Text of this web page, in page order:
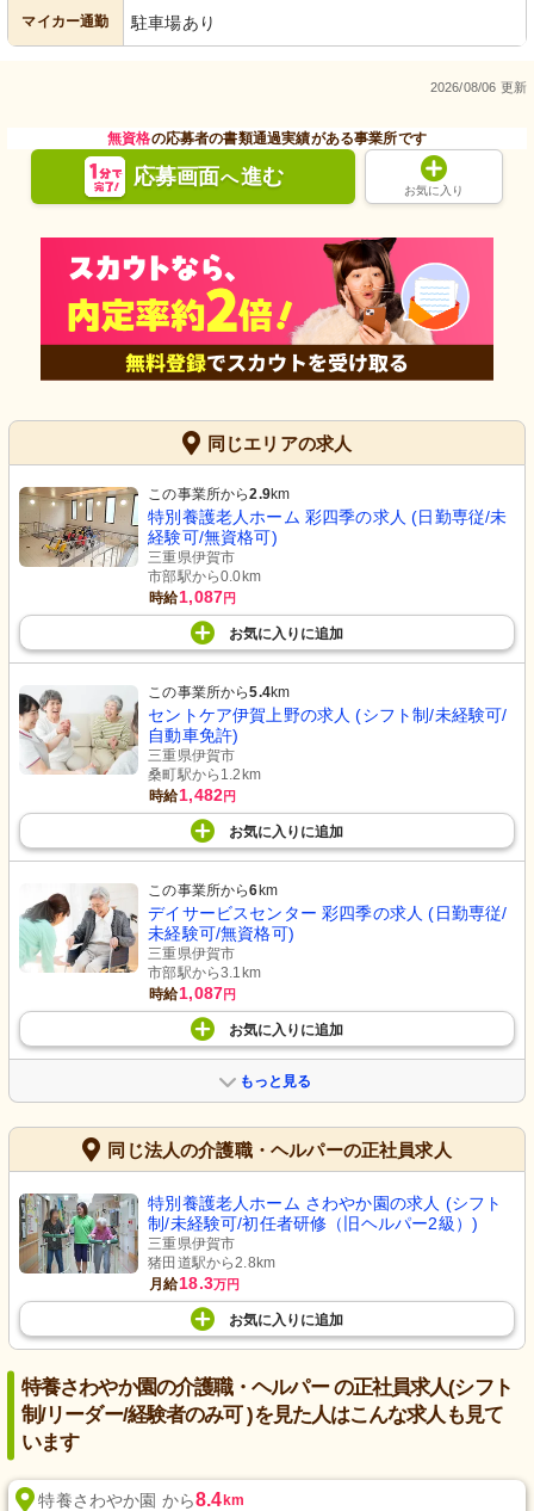
マイカー通勤 駐車場あり
2026/08/06 更新
無資格の応募者の書類通過実績がある事業所です
応募画面へ進む
お気に入り
同じエリアの求人
この事業所から2.9km
特別養護老人ホーム 彩四季の求人 (日勤専従/未
経験可/無資格可)
三重県伊賀市
市部駅から0.0km
時給1,087円
お気に入り に追加
この事業所から5.4km
セントケア伊賀上野の求人 (シフト制/未経験可/
自動車免許)
三重県伊賀市
桑町駅から1.2km
時給1,482円
お気に入り に追加
この事業所から6 km
デイサービスセンター 彩四季の求人 (日勤専従/
未経験可/無資格可)
三重県伊賀市
市部駅から3.1km
時給1,087円
お気に入り に追加
もっと見る
同じ法人の介護職・ヘルパーの正社員求人
特別養護老人ホーム さわやか園の求人 (シフト
制/未経験可/初任者研修（旧ヘルパー2級）)
三重県伊賀市
猪田道駅から2.8km
月給18.3万円
お気に入り に追加
特養さわやか園の介護職・ヘルパー の正社員求人(シフト
制/リーダー/経験者のみ可 )を見た人はこんな求人も見て
います
特養さわやか園 から8.4km